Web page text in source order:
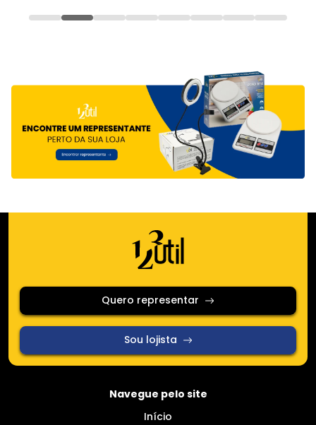
Quero representar
Sou lojista
Navegue pelo site
Início